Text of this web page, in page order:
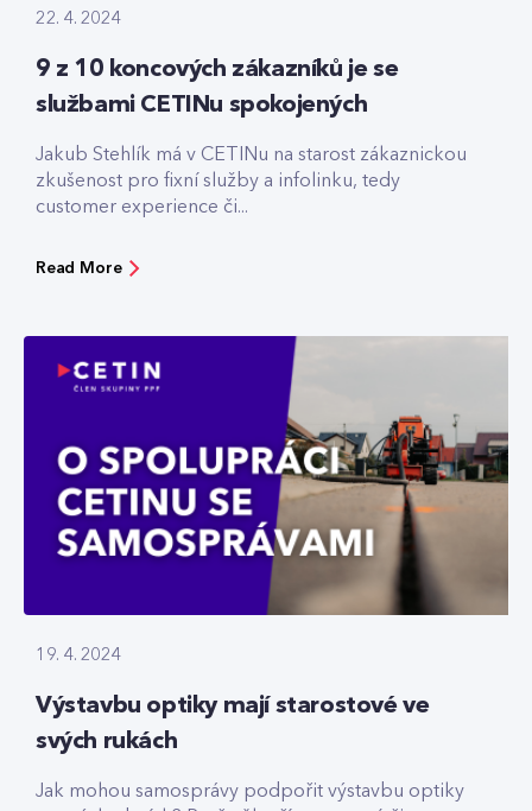
22. 4. 2024
9 z 10 koncových zákazníků je se
službami CETINu spokojených
Jakub Stehlík má v CETINu na starost zákaznickou
zkušenost pro fixní služby a infolinku, tedy
customer experience či...
Read More
19. 4. 2024
Výstavbu optiky mají starostové ve
svých rukách
Jak mohou samosprávy podpořit výstavbu optiky